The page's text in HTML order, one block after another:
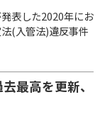
表した2020年にお
(入管法)違反事件
最高を更新、